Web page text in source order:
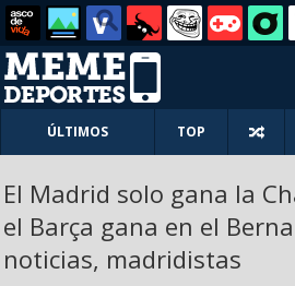
ÚLTIMOS TOP
El Madrid solo gana la
el Barça gana en el
noticias, madridistas